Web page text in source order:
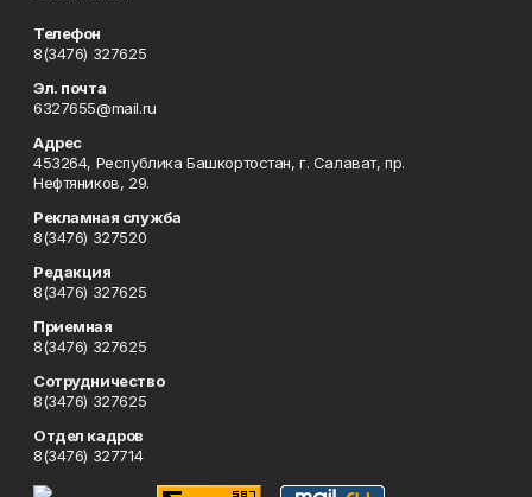
Телефон
8(3476) 327625
Эл. почта
6327655@mail.ru
Адрес
453264, Республика Башкортостан, г. Салават, пр.
Нефтяников, 29.
Рекламная служба
8(3476) 327520
Редакция
8(3476) 327625
Приемная
8(3476) 327625
Сотрудничество
8(3476) 327625
Отдел кадров
8(3476) 327714